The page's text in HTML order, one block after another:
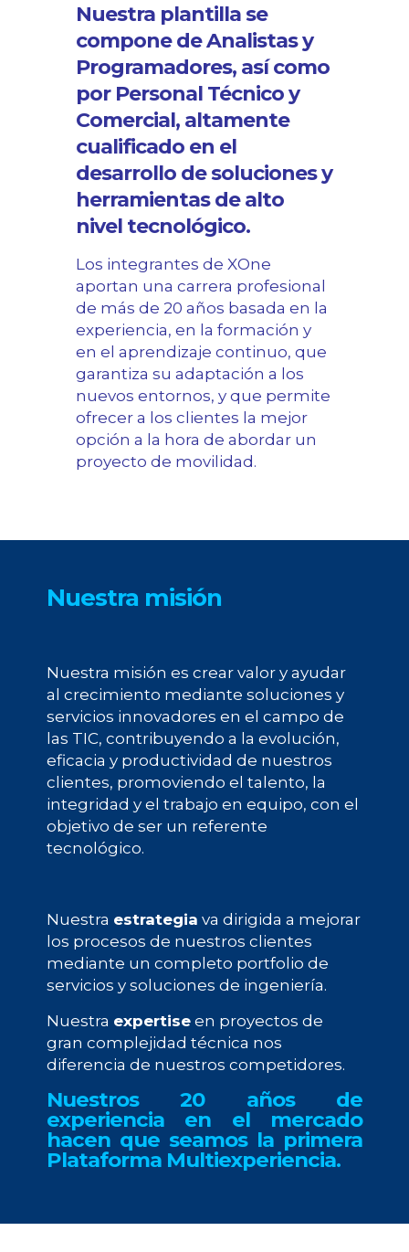
Nuestra plantilla se
compone de Analistas y
Programadores, así como
por Personal Técnico y
Comercial, altamente
cualificado en el
desarrollo de soluciones y
herramientas de alto
nivel tecnológico.
Los integrantes de XOne
aportan una carrera profesional
de más de 20 años basada en la
experiencia, en la formación y
en el aprendizaje continuo, que
garantiza su adaptación a los
nuevos entornos, y que permite
ofrecer a los clientes la mejor
opción a la hora de abordar un
proyecto de movilidad.
Nuestra misión
Nuestra misión es crear valor y ayudar
al crecimiento mediante soluciones y
servicios innovadores en el campo de
las TIC, contribuyendo a la evolución,
eficacia y productividad de nuestros
clientes, promoviendo el talento, la
integridad y el trabajo en equipo, con el
objetivo de ser un referente
tecnológico.
Nuestra estrategia va dirigida a mejorar
los procesos de nuestros clientes
mediante un completo portfolio de
servicios y soluciones de ingeniería.
Nuestra expertiseen proyectos de
gran complejidad técnica nos
diferencia de nuestros competidores.
Nuestros 20 años de
experiencia en el mercado
hacen que seamos la primera
Plataforma Multiexperiencia.